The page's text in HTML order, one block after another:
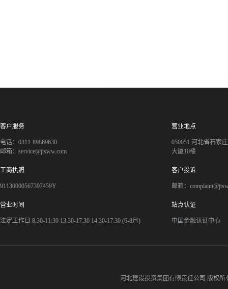
客户服务
电话：0311-89869630
邮箱：service@jtsww.com
营业地点
050051 河北省石家
大厦10楼
工商执照
91130000567397459Y
客户投诉
邮箱：
营业时间
法定工作日 8:30-11:30 13:30-17:30 14:30-17:30 (6-8月)
站点认证
中国金融认证中心
河北建设投资集团有限责任公司 版权所